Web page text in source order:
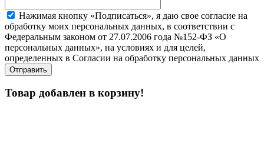
Нажимая кнопку «Подписаться», я даю свое согласие на
обработку моих персональных данных, в соответствии с
Федеральным законом от 27.07.2006 года №152-ФЗ «О
персональных данных», на условиях и для целей,
определенных в Согласии на обработку персональных данных
Товар добавлен в корзину!